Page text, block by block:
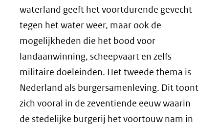
waterland geeft het voortdurende gevecht
tegen het water weer, maar ook de
mogelijkheden die het bood voor
landaanwinning, scheepvaart en zelfs
militaire doeleinden. Het tweede thema is
Nederland als burgersamenleving. Dit toont
zich vooral in de zeventiende eeuw waarin
de stedelijke burgerij het voortouw nam in